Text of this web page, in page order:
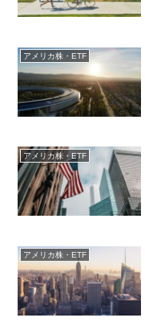
アメリカ株・ETF
アメリカ株・ETF
アメリカ株・ETF